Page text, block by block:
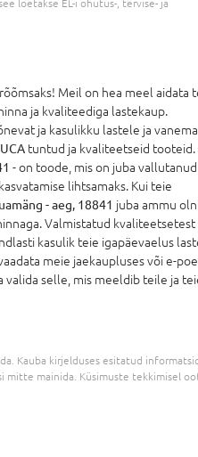
loetakse EL-i ohutus-, tervise- ja
Meil on hea meel aidata
ja kvaliteediga lastekaup.
ja kasulikku lastele ja
tuntud ja kvaliteetseid tooteid.
- on toode, mis on juba vallutanud
lihtsamaks. Kui teie
- aeg, 18841 juba ammu
Valmistatud kvaliteetsetest
kasulik teie igapäevaelus
meie jaekaupluses või e-
valida selle, mis meeldib teile ja
Kauba kirjelduses esitatud
mitte mainida. Küsimuste tekkimisel